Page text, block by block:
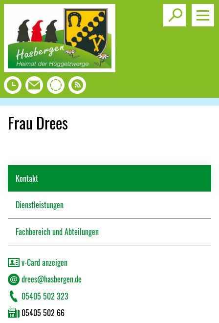
Toggle
Frau Drees
Kontakt
Dienstleistungen
Fachbereich und Abteilungen
v-Card anzeigen
drees@hasbergen.de
05405 502 323
05405 502 66